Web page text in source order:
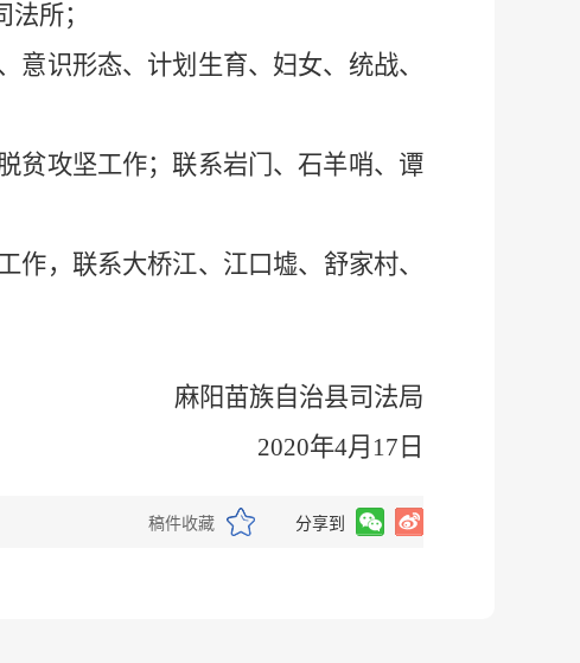
所；
意识形态、计划生育、妇女、统战、
贫攻坚工作；联系岩门、石羊哨、谭
，联系大桥江、江口墟、舒家村、
麻阳苗族自治县司法局
2020年4月 17 日
稿件收藏 分享到